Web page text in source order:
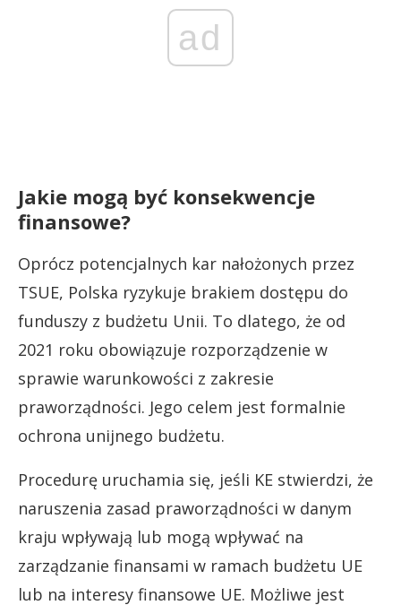
ad
Jakie mogą być konsekwencje
finansowe?
Oprócz potencjalnych kar nałożonych przez
TSUE, Polska ryzykuje brakiem dostępu do
funduszy z budżetu Unii. To dlatego, że od
2021 roku obowiązuje rozporządzenie w
sprawie warunkowości z zakresie
praworządności. Jego celem jest formalnie
ochrona unijnego budżetu.
Procedurę uruchamia się, jeśli KE stwierdzi, że
naruszenia zasad praworządności w danym
kraju wpływają lub mogą wpływać na
zarządzanie finansami w ramach budżetu UE
lub na interesy finansowe UE. Możliwe jest